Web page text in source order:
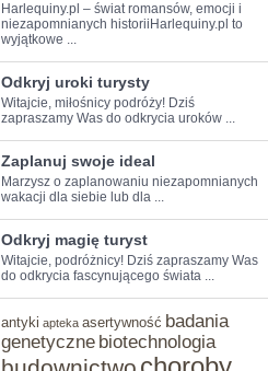
Harlequiny.pl – świat romansów, emocji i
niezapomnianych historiiHarlequiny.pl to
wyjątkowe ...
Odkryj uroki turysty
Witajcie, miłośnicy podróży!⁤ Dziś
zapraszamy Was do odkrycia uroków ...
Zaplanuj swoje ideal
Marzysz o ‍zaplanowaniu⁢ niezapomnianych
wakacji dla siebie lub dla⁣ ...
Odkryj magię turyst
Witajcie, podróżnicy!​ Dziś zapraszamy Was
do ‌odkrycia fascynującego świata​ ...
antyki apteka asertywność badania
genetyczne biotechnologia